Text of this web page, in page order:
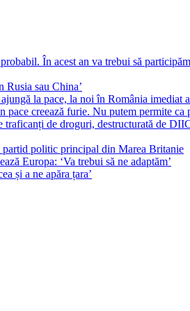
În acest an va trebui să
Rusia sau China’
la pace, la noi în România imediat
creează furie. Nu putem permite
traficanți de droguri, destructurată de
partid politic principal din Marea Britanie
Europa: ‘Va trebui să ne adaptăm’
și a ne apăra țara’